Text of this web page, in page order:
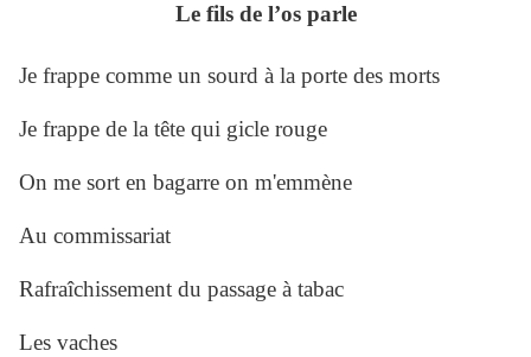
Le fils de l’os parle
Je frappe comme un sourd à la porte des morts
Je frappe de la tête qui gicle rouge
On me sort en bagarre on m'emmène
Au commissariat
Rafraîchissement du passage à tabac
Les vaches